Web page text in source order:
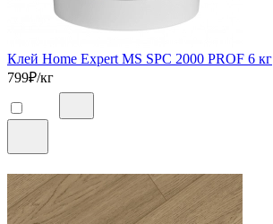
Клей Home Expert MS SPC 2000 PROF 6 кг
799₽/кг